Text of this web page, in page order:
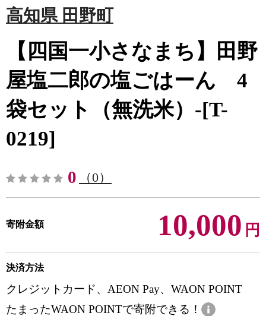
高知県 田野町
【四国一小さなまち】田野
屋塩二郎の塩ごはーん 4
袋セット（無洗米）-[T-
0219]
0 （0）
寄附金額 10,000 円
決済方法
クレジットカード、AEON Pay、WAON POINT
たまったWAON POINTで寄附できる！